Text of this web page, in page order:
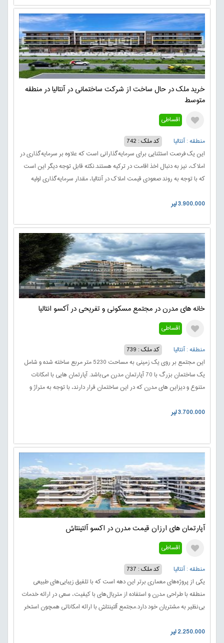
خرید ملک در حال ساخت از شرکت ساختمانی در آنتالیا در منطقه
متوسط
اقساطی
منطقه : آنتالیا
کد ملک : 742
این یک فرصت استثنایی برای سرمایه‌گذارانی است که علاوه بر سرمایه‌گذاری در
املاک، نیز به دنبال اخذ اقامت در ترکیه هستند.نکته قابل توجه دیگر این است
که با توجه به روند صعودی قیمت املاک در آنتالیا، مقدار سرمایه‌گذاری اولیه
3.900.000 لیر
خانه های مدرن در مجتمع مسکونی و تفریحی در آکسو انتالیا
اقساطی
منطقه : آنتالیا
کد ملک : 739
این مجتمع بر روی یک زمینی به مساحت 5230 متر مربع ساخته شده و شامل
یک ساختمان بزرگ با 70 آپارتمان مدرن می‌باشد. آپارتمان هایی با امکانات
متنوع و دیزاین های مدرن که در این ساختمان قرار دارند، با توجه به متراژ و
42 تا 234 متر مربع.
3.700.000 لیر
آپارتمان های ارزان قیمت مدرن در اکسو آلتینتاش
اقساطی
منطقه : آنتالیا
کد ملک : 737
یکی از پروژه‌های معماری برتر این دهه است که با تلفیق زیبایی‌های طبیعی
منطقه با طراحی مدرن و استفاده از متریال‌های با کیفیت، سعی در ارائه خدمات
بی‌نظیر به مشتریان خود دارد.مجتمع آلتینتاش با ارائه امکاناتی همچون استخر
محیطی مناسب برای سرگرمی و تفریحات فراهم می‌کند.
2.250.000 لیر